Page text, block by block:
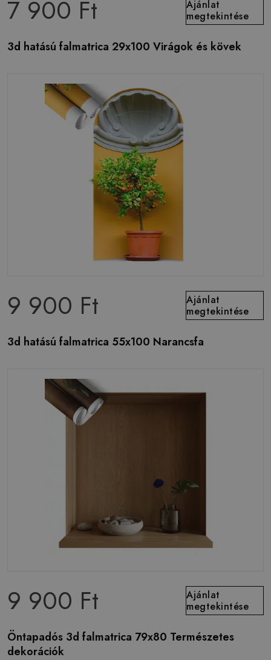
7 900 Ft
Ajánlat
megtekintése
3d hatású falmatrica 29x100 Virágok és kövek
9 900 Ft
Ajánlat
megtekintése
3d hatású falmatrica 55x100 Narancsfa
9 900 Ft
Ajánlat
megtekintése
Öntapadós 3d falmatrica 79x80 Természetes
dekorációk